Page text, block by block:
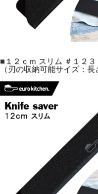
■１２ｃｍ スリム ＃１２３
（刃の収納可能サイズ：